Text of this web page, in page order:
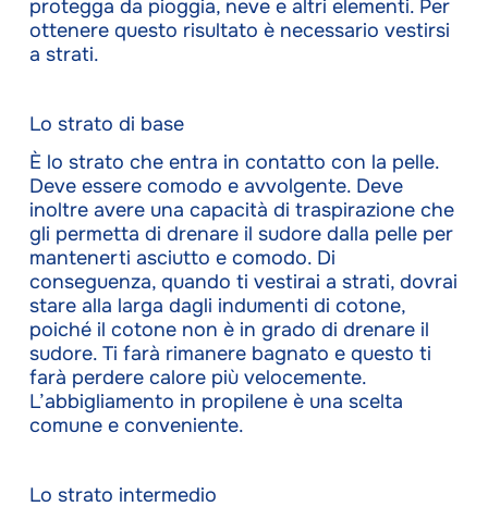
protegga da pioggia, neve e altri elementi. Per
ottenere questo risultato è necessario vestirsi
a strati.
Lo strato di base
È lo strato che entra in contatto con la pelle.
Deve essere comodo e avvolgente. Deve
inoltre avere una capacità di traspirazione che
gli permetta di drenare il sudore dalla pelle per
mantenerti asciutto e comodo. Di
conseguenza, quando ti vestirai a strati, dovrai
stare alla larga dagli indumenti di cotone,
poiché il cotone non è in grado di drenare il
sudore. Ti farà rimanere bagnato e questo ti
farà perdere calore più velocemente.
L’abbigliamento in propilene è una scelta
comune e conveniente.
Lo strato intermedio